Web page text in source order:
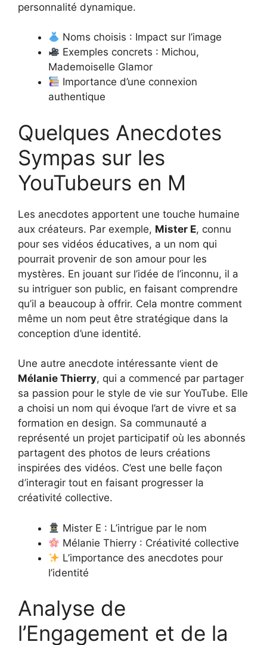
personnalité dynamique.
Noms choisis : Impact sur l’image
Exemples concrets : Michou,
Mademoiselle Glamor
Importance d’une connexion
authentique
Quelques Anecdotes
Sympas sur les
YouTubeurs en M
Les anecdotes apportent une touche humaine
aux créateurs. Par exemple, Mister E, connu
pour ses vidéos éducatives, a un nom qui
pourrait provenir de son amour pour les
mystères. En jouant sur l’idée de l’inconnu, il a
su intriguer son public, en faisant comprendre
qu’il a beaucoup à offrir. Cela montre comment
même un nom peut être stratégique dans la
conception d’une identité.
Une autre anecdote intéressante vient de
Mélanie Thierry, qui a commencé par partager
sa passion pour le style de vie sur YouTube. Elle
a choisi un nom qui évoque l’art de vivre et sa
formation en design. Sa communauté a
représenté un projet participatif où les abonnés
partagent des photos de leurs créations
inspirées des vidéos. C’est une belle façon
d’interagir tout en faisant progresser la
créativité collective.
Mister E : L’intrigue par le nom
Mélanie Thierry : Créativité collective
L’importance des anecdotes pour
l’identité
Analyse de
l’Engagement et de la